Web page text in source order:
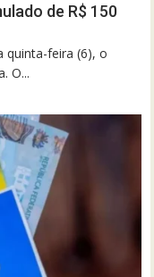
de R$ 150
quinta-feira (6), o
O...